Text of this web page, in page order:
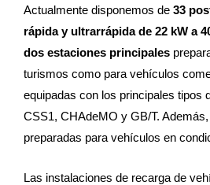
Actualmente disponemos de 33
rápida y ultrarrápida de 22 kW a
dos estaciones principales
turismos como para vehículos
equipadas con los principales tipos
CSS1, CHAdeMO y GB/T.
preparadas para vehículos en
Las instalaciones de recarga de